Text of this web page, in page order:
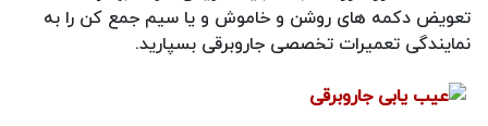
تعویض دکمه های روشن و خاموش و یا سیم جمع کن را به
نمایندگی تعمیرات تخصصی جاروبرقی بسپارید.